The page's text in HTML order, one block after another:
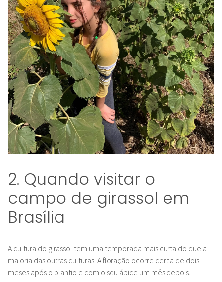
2. Quando visitar o
campo de girassol em
Brasília
A cultura do girassol tem uma temporada mais curta do que a
maioria das outras culturas. A floração ocorre cerca de dois
meses após o plantio e com o seu ápice um mês depois.